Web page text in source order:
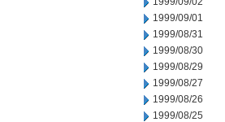
1999/09/01
1999/08/31
1999/08/30
1999/08/29
1999/08/27
1999/08/26
1999/08/25